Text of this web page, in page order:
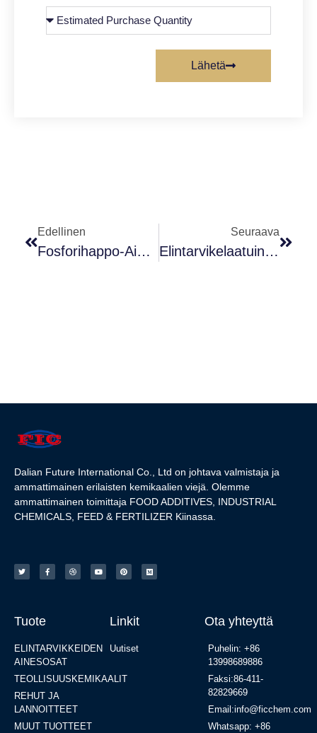
Lähetä
Edellinen
Fosforihappo-Aina Ympärillämme
Seuraava
Elintarvikelaatuinen Säilöntäaine
Dalian Future International Co., Ltd on johtava valmistaja ja
ammattimainen erilaisten kemikaalien viejä. Olemme
ammattimainen toimittaja FOOD ADDITIVES, INDUSTRIAL
CHEMICALS, FEED & FERTILIZER Kiinassa.
Tuote
ELINTARVIKKEIDEN
AINESOSAT
TEOLLISUUSKEMIKAALIT
REHUT JA
LANNOITTEET
MUUT TUOTTEET
Linkit
Uutiset
Ota yhteyttä
Puhelin: +86
13998689886
Faksi:86-411-
82829669
Email:info@ficchem.com
Whatsapp: +86